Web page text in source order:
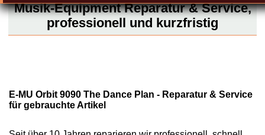
Musik-Equipment Reparatur & Service,
professionell und kurzfristig
E-MU Orbit 9090 The Dance Plan - Reparatur & Service
für gebrauchte Artikel